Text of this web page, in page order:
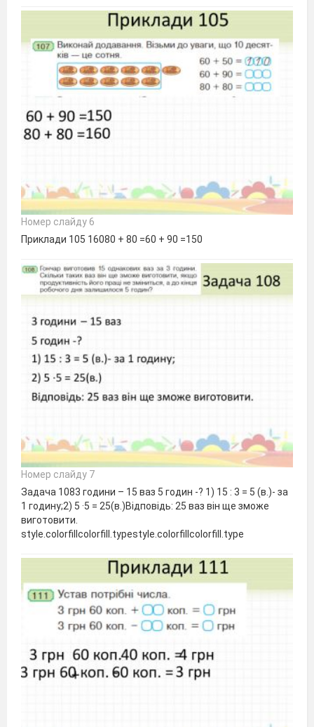
Номер слайду 6
Приклади 105 16080 + 80 =60 + 90 =150
Номер слайду 7
Задача 1083 години – 15 ваз 5 годин -? 1) 15 : 3 = 5 (в.)- за
1 годину;2) 5 ·5 = 25(в.)Відповідь: 25 ваз він ще зможе
виготовити.
style.colorfillcolorfill.typestyle.colorfillcolorfill.type